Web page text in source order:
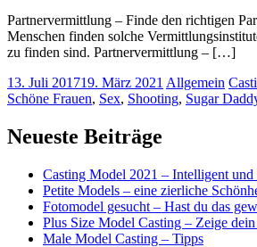
Partnervermittlung – Finde den richtigen
Menschen finden solche
zu finden sind. Partnervermittlung – […]
13. Juli 201719. März 2021 Allgemein
Schöne Frauen, Sex, Shooting, Sugar
Neueste Beiträge
Casting Model 2021 – Intelligent und
Petite Models – eine zierliche
Fotomodel gesucht – Hast du das
Plus Size Model Casting – Zeige
Male Model Casting – Tipps